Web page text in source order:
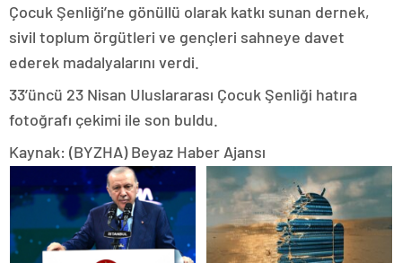
Çocuk Şenliği’ne gönüllü olarak katkı sunan dernek,
sivil toplum örgütleri ve gençleri sahneye davet
ederek madalyalarını verdi.
33’üncü 23 Nisan Uluslararası Çocuk Şenliği hatıra
fotoğrafı çekimi ile son buldu.
Kaynak: (BYZHA) Beyaz Haber Ajansı